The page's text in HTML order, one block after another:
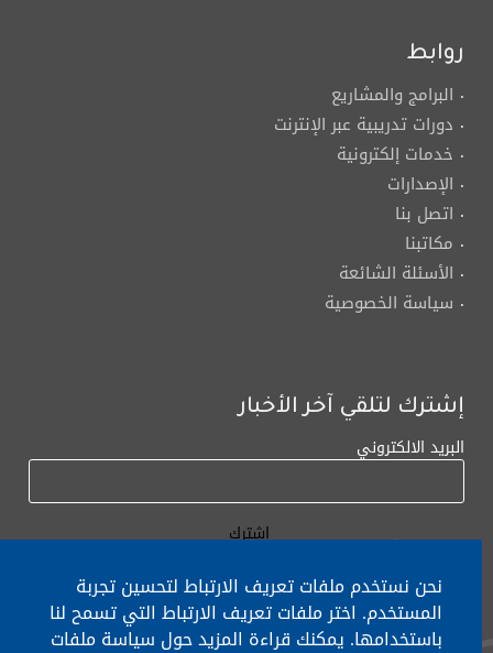
روابط
البرامج والمشاريع
دورات تدريبية عبر الإنترنت
خدمات إلكترونية
الإصدارات
اتصل بنا
مكاتبنا
الأسئلة الشائعة
سياسة الخصوصية
إشترك لتلقي آخر الأخبار
البريد الالكتروني
لأي إستفسار الإتصال على: ٠١/٧٧٢٠٠٠
نحن نستخدم ملفات تعريف الارتباط لتحسين تجربة
المستخدم. اختر ملفات تعريف الارتباط التي تسمح لنا
باستخدامها. يمكنك قراءة المزيد حول سياسة ملفات